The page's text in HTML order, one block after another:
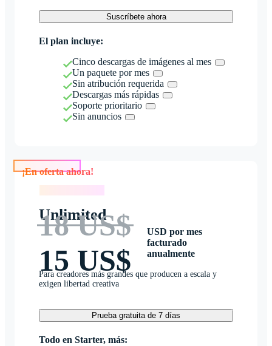
Suscríbete ahora
El plan incluye:
Cinco descargas de imágenes al mes
Un paquete por mes
Sin atribución requerida
Descargas más rápidas
Soporte prioritario
Sin anuncios
Unlimited
18 US$
15 US$
USD por mes
facturado
anualmente
Para creadores más grandes que producen a escala y
exigen libertad creativa
Prueba gratuita de 7 días
Todo en Starter, más: